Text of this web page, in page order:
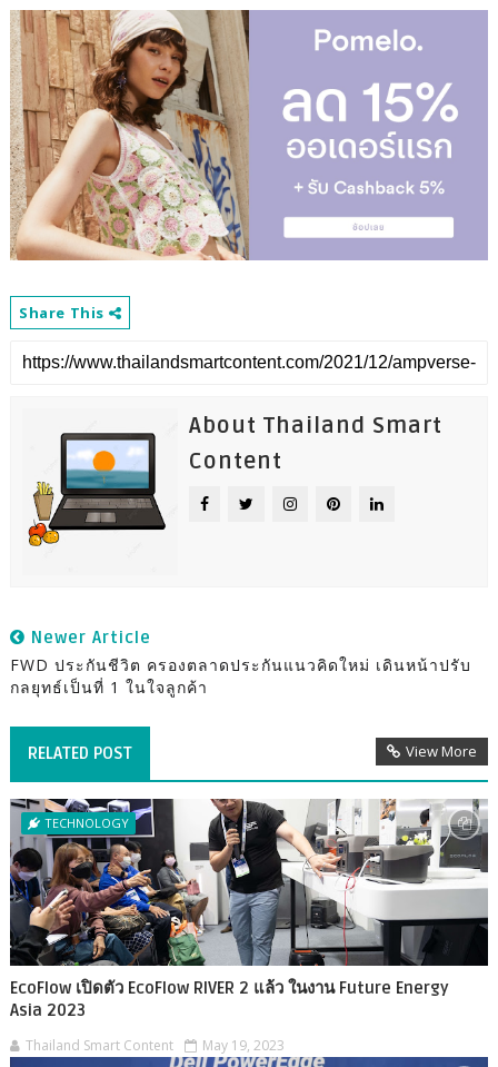
Share This
About Thailand Smart
Content
Newer Article
FWD ประกันชีวิต ครองตลาดประกันแนวคิดใหม่ เดินหน้าปรับ
กลยุทธ์เป็นที่ 1 ในใจลูกค้า
RELATED POST View More
TECHNOLOGY
EcoFlow เปิดตัว EcoFlow RIVER 2 แล้ว ในงาน Future Energy
Asia 2023
Thailand Smart Content May 19, 2023